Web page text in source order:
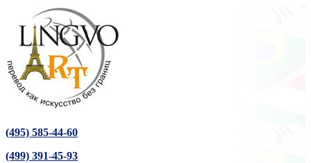
(495) 585-44-60
(499) 391-45-93